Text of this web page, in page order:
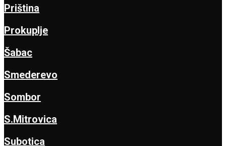
Priština
Prokuplje
Šabac
Smederevo
Sombor
S.Mitrovica
Subotica